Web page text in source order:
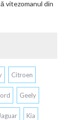
vitezomanul din
Citroen
Geely
Jaguar Kia